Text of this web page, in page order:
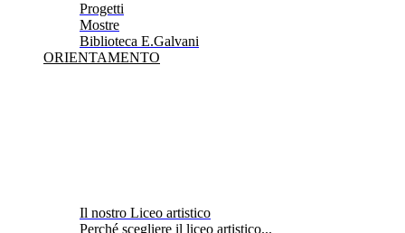
Progetti
Mostre
Biblioteca E.Galvani
ORIENTAMENTO
Il nostro Liceo artistico
Perché scegliere il liceo artistico...